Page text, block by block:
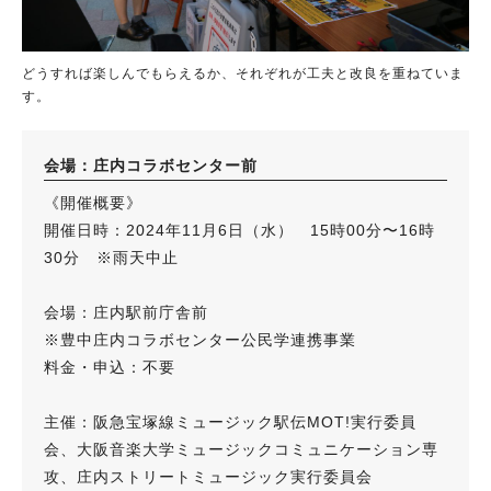
どうすれば楽しんでもらえるか、それぞれが工夫と改良を重ねていま
す。
会場：庄内コラボセンター前
《開催概要》
開催日時：2024年11月6日（水） 15時00分〜16時
30分 ※雨天中止
会場：庄内駅前庁舎前
※豊中庄内コラボセンター公民学連携事業
料金・申込：不要
主催：阪急宝塚線ミュージック駅伝MOT!実行委員
会、大阪音楽大学ミュージックコミュニケーション専
攻、庄内ストリートミュージック実行委員会